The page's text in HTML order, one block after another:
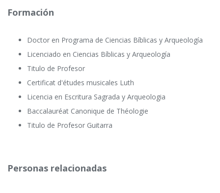
Formación
Doctor en Programa de Ciencias Bíblicas y Arqueología
Licenciado en Ciencias Bíblicas y Arqueología
Titulo de Profesor
Certificat d'études musicales Luth
Licencia en Escritura Sagrada y Arqueologia
Baccalauréat Canonique de Théologie
Titulo de Profesor Guitarra
Personas relacionadas